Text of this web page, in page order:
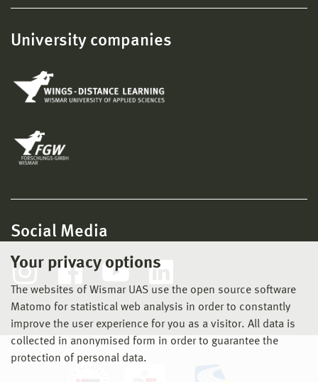
Your privacy options
The websites of Wismar UAS use the open source software
Matomo for statistical web analysis in order to constantly
improve the user experience for you as a visitor. All data is
collected in anonymised form in order to guarantee the
protection of personal data.
University companies
Social Media